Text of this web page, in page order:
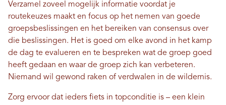
Verzamel zoveel mogelijk informatie voordat je
routekeuzes maakt en focus op het nemen van goede
groepsbeslissingen en het bereiken van consensus over
die beslissingen. Het is goed om elke avond in het kamp
de dag te evalueren en te bespreken wat de groep goed
heeft gedaan en waar de groep zich kan verbeteren.
Niemand wil gewond raken of verdwalen in de wildernis.
Zorg ervoor dat ieders fiets in topconditie is – een klein